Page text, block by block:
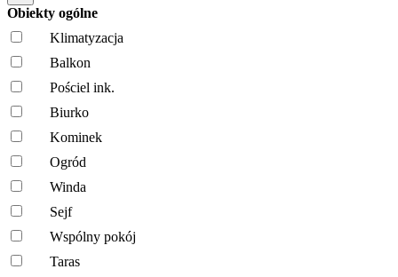
Obiekty ogólne
Klimatyzacja
Balkon
Pościel ink.
Biurko
Kominek
Ogród
Winda
Sejf
Wspólny pokój
Taras